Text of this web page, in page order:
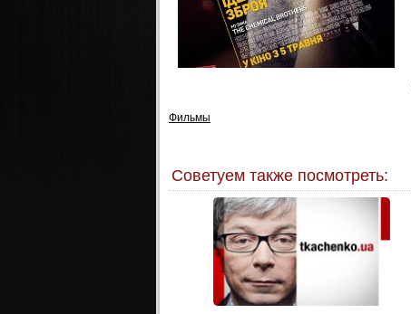
Фильмы
Советуем также посмотреть: